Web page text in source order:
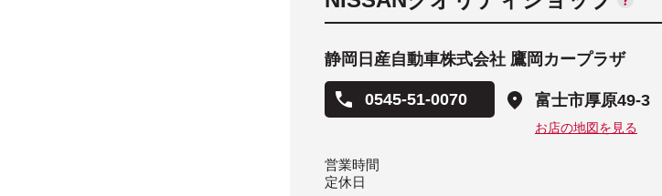
静岡日産自動車株式会社 鷹岡カープラザ
0545-51-0070 富士市厚原49-3
お店の地図を見る
営業時間
定休日